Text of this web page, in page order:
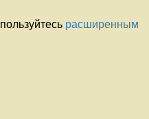
расширенным